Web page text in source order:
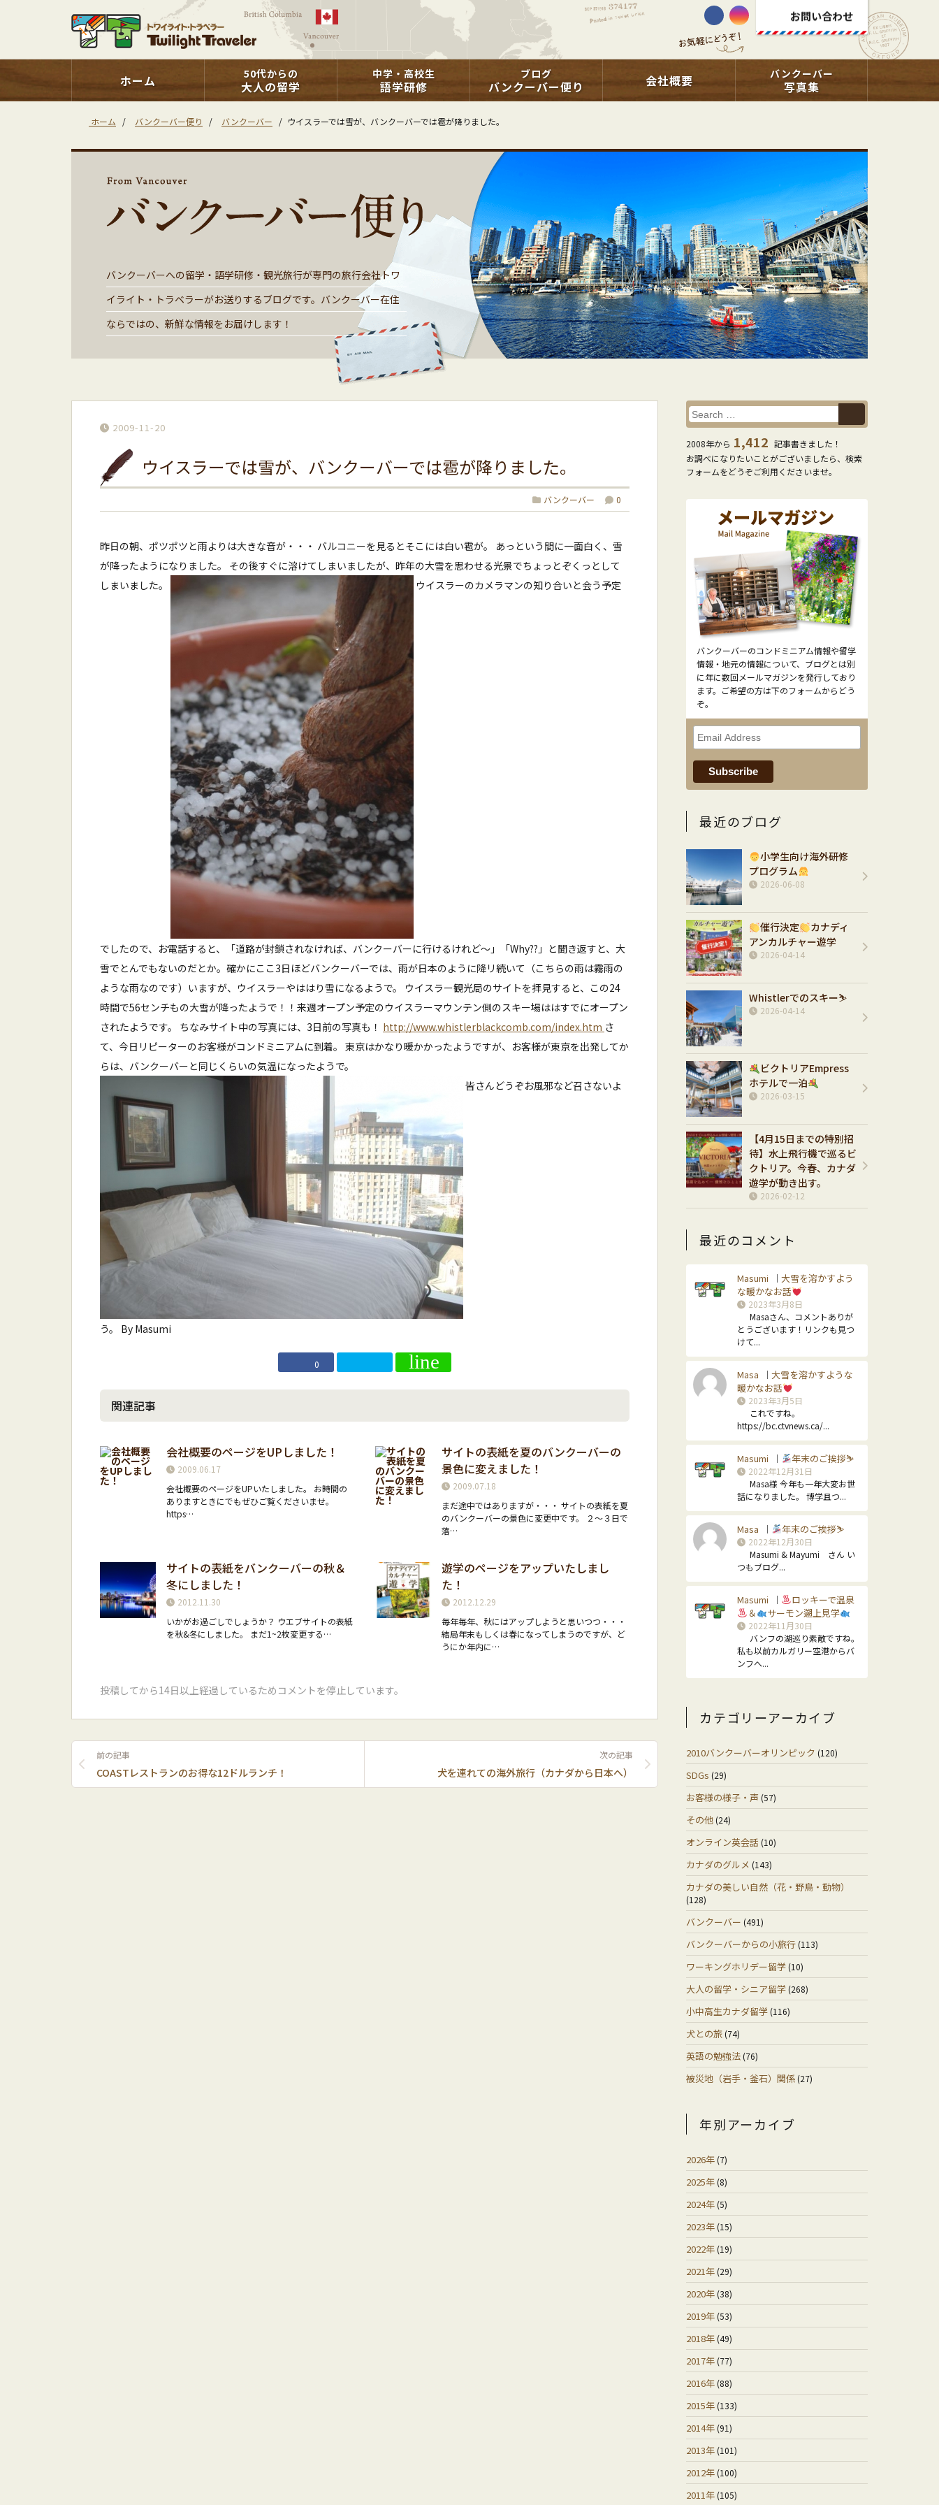
お問い合わせ
ホーム 50代からの
大人の留学
中学・高校生
語学研修
ブログ
バンクーバー便り 会社概要 バンクーバー
写真集
ホーム / バンクーバー便り / バンクーバー / ウイスラーでは雪が、バンクーバーでは雹が降りました。
バンクーバーへの留学・語学研修・観光旅行が専門の旅行会社トワ
イライト・トラベラーがお送りするブログです。バンクーバー在住
ならではの、新鮮な情報をお届けします！
2009-11-20
ウイスラーでは雪が、バンクーバーでは雹が降りました。
バンクーバー 0
昨日の朝、ポツポツと雨よりは大きな音が・・・ バルコニーを見るとそこには白い雹が。 あっという間に一面白く、雪
が降ったようになりました。 その後すぐに溶けてしまいましたが、昨年の大雪を思わせる光景でちょっとぞくっとして
しまいました。
ウイスラーのカメラマンの知り合いと会う予定
でしたので、お電話すると、「道路が封鎖されなければ、バンクーバーに行けるけれど〜」「Why??」と聞き返すと、大
雪でとんでもないのだとか。確かにここ3日ほどバンクーバーでは、雨が日本のように降リ続いて（こちらの雨は霧雨の
ような雨なのです）いますが、ウイスラーやははり雪になるようで。 ウイスラー観光局のサイトを拝見すると、この24
時間で56センチもの大雪が降ったようで！！来週オープン予定のウイスラーマウンテン側のスキー場ははすでにオープン
されたようです。 ちなみサイト中の写真には、3日前の写真も！ http://www.whistlerblackcomb.com/index.htm さ
て、今日リピーターのお客様がコンドミニアムに到着。 東京はかなり暖かかったようですが、お客様が東京を出発してか
らは、バンクーバーと同じくらいの気温になったようで。
皆さんどうぞお風邪など召さないよ
う。 By Masumi
0
関連記事
会社概要のページをUPしました！
2009.06.17
会社概要のページをUPいたしました。 お時間の
ありますときにでもぜひご覧くださいませ。
https…
サイトの表紙を夏のバンクーバーの
景色に変えました！
2009.07.18
まだ途中ではありますが・・・ サイトの表紙を夏
のバンクーバーの景色に変更中です。 ２〜３日で
落…
サイトの表紙をバンクーバーの秋＆
冬にしました！
2012.11.30
いかがお過ごしでしょうか？ ウエブサイトの表紙
を秋&冬にしました。 まだ1~2枚変更する…
遊学のページをアップいたしまし
た！
2012.12.29
毎年毎年、秋にはアップしようと思いつつ・・・
結局年末もしくは春になってしまうのですが、ど
うにか年内に…
投稿してから14日以上経過しているためコメントを停止しています。
前の記事
COASTレストランのお得な12ドルランチ！
次の記事
犬を連れての海外旅行（カナダから日本へ）
2008年から 1,412 記事書きました！
お調べになりたいことがございましたら、検索
フォームをどうぞご利用くださいませ。
バンクーバーのコンドミニアム情報や留学
情報・地元の情報について、ブログとは別
に年に数回メールマガジンを発行しており
ます。ご希望の方は下のフォームからどう
ぞ。
最近のブログ
小学生向け海外研修
プログラム
2026-06-08
催行決定
カナディ
アンカルチャー遊学
2026-04-14
Whistlerでのスキー⛷️
2026-04-14
ビクトリアEmpress
ホテルで一泊
2026-03-15
【4月15日までの特別招
待】水上飛行機で巡るビ
クトリア。今春、カナダ
遊学が動き出す。
2026-02-12
最近のコメント
Masumi ｜ 大雪を溶かすよう
な暖かなお話
2023年3月8日
Masaさん、コメントありが
とうございます！リンクも見つ
けて...
Masa ｜ 大雪を溶かすような
暖かなお話
2023年3月5日
これですね。
https://bc.ctvnews.ca/...
Masumi ｜ 年末のご挨拶⛷
2022年12月31日
Masa様 今年も一年大変お世
話になりました。 博学且つ...
Masa ｜ 年末のご挨拶⛷
2022年12月30日
Masumi & Mayumi さん い
つもブログ...
Masumi ｜
ロッキーで温泉
＆
サーモン遡上見学
2022年11月30日
バンフの湖巡り素敵ですね。
私も以前カルガリー空港からバ
ンフへ...
カテゴリーアーカイブ
2010バンクーバーオリンピック (120)
SDGs (29)
お客様の様子・声 (57)
その他(24)
オンライン英会話 (10)
カナダのグルメ (143)
カナダの美しい自然（花・野鳥・動物）
(128)
バンクーバー (491)
バンクーバーからの小旅行(113)
ワーキングホリデー留学(10)
大人の留学・シニア留学(268)
小中高生カナダ留学(116)
犬との旅(74)
英語の勉強法(76)
被災地（岩手・釜石）関係(27)
年別アーカイブ
2026年(7)
2025年(8)
2024年(5)
2023年(15)
2022年(19)
2021年(29)
2020年(38)
2019年(53)
2018年(49)
2017年(77)
2016年(88)
2015年(133)
2014年(91)
2013年(101)
2012年(100)
2011年(105)